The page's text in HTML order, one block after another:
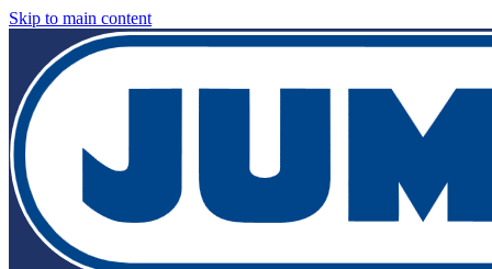
Skip to main content